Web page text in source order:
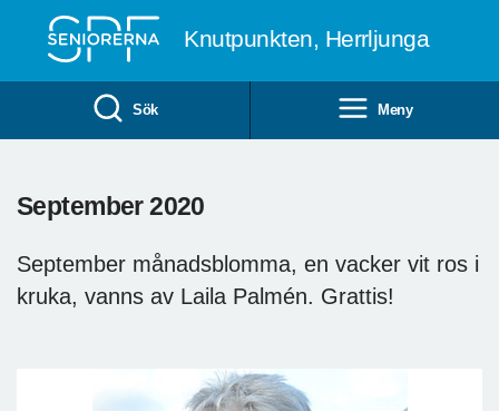
Knutpunkten, Herrljunga
Sök Meny
September 2020
September månadsblomma, en vacker vit ros i
kruka, vanns av Laila Palmén. Grattis!